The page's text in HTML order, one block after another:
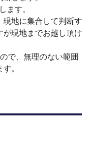
ます。
地に集合して判断す
が現地までお越し頂け
で、無理のない範囲
。